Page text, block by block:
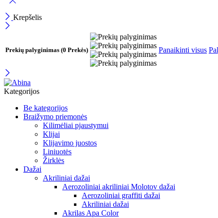
Krepšelis
Prekių palyginimas (0 Prekės) Panaikinti visus
Kategorijos
Be kategorijos
Braižymo priemonės
Kilimėliai pjaustymui
Klijai
Klijavimo juostos
Liniuotės
Žirklės
Dažai
Akriliniai dažai
Aerozoliniai akriliniai Molotov dažai
Aerozoliniai graffiti dažai
Akriliniai dažai
Akrilas Apa Color